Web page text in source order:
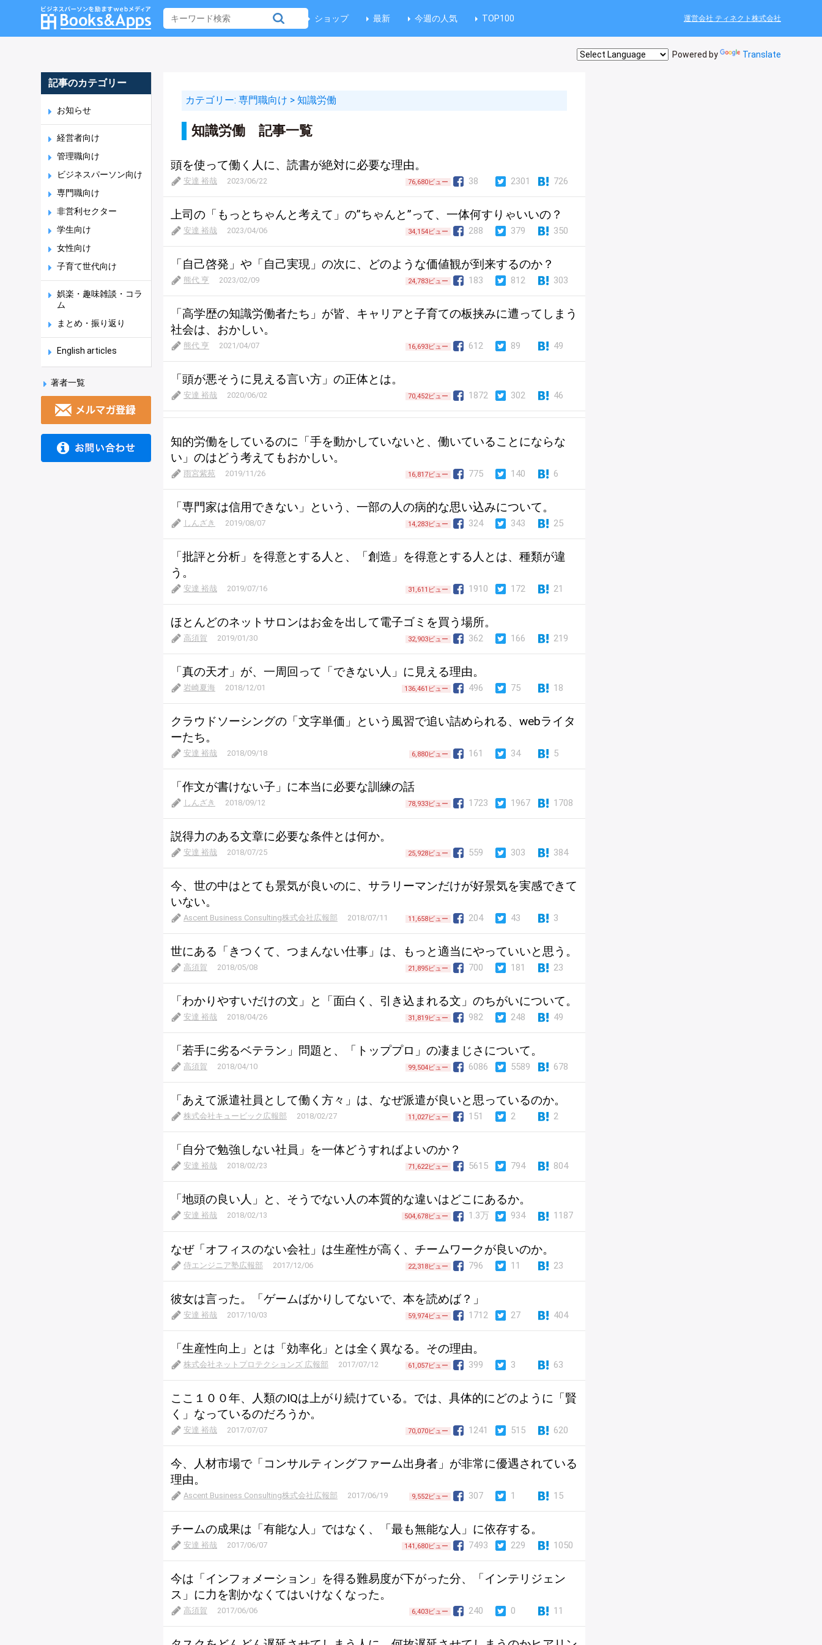
ショップ 最新 今週の人気 TOP100 運営会社 ティネクト株式会社
Powered by Translate
記事のカテゴリー
お知らせ
経営者向け
管理職向け
ビジネスパーソン向け
専門職向け
非営利セクター
学生向け
女性向け
子育て世代向け
娯楽・趣味雑談・コラ
ム
まとめ・振り返り
English articles
著者一覧
カテゴリー: 専門職向け > 知識労働
知識労働 記事一覧
頭を使って働く人に、読書が絶対に必要な理由。
安達 裕哉 2023/06/22 76,680ビュー 38 2301 726
上司の「もっとちゃんと考えて」の”ちゃんと”って、一体何すりゃいいの？
安達 裕哉 2023/04/06 34,154ビュー 288 379 350
「自己啓発」や「自己実現」の次に、どのような価値観が到来するのか？
熊代 亨 2023/02/09 24,783ビュー 183 812 303
「高学歴の知識労働者たち」が皆、キャリアと子育ての板挟みに遭ってしまう
社会は、おかしい。
熊代 亨 2021/04/07 16,693ビュー 612 89 49
「頭が悪そうに見える言い方」の正体とは。
安達 裕哉 2020/06/02 70,452ビュー 1872 302 46
知的労働をしているのに「手を動かしていないと、働いていることにならな
い」のはどう考えてもおかしい。
雨宮紫苑 2019/11/26 16,817ビュー 775 140 6
「専門家は信用できない」という、一部の人の病的な思い込みについて。
しんざき 2019/08/07 14,283ビュー 324 343 25
「批評と分析」を得意とする人と、「創造」を得意とする人とは、種類が違
う。
安達 裕哉 2019/07/16 31,611ビュー 1910 172 21
ほとんどのネットサロンはお金を出して電子ゴミを買う場所。
高須賀 2019/01/30 32,903ビュー 362 166 219
「真の天才」が、一周回って「できない人」に見える理由。
岩崎夏海 2018/12/01 136,461ビュー 496 75 18
クラウドソーシングの「文字単価」という風習で追い詰められる、webライタ
ーたち。
安達 裕哉 2018/09/18 6,880ビュー 161 34 5
「作文が書けない子」に本当に必要な訓練の話
しんざき 2018/09/12 78,933ビュー 1723 1967 1708
説得力のある文章に必要な条件とは何か。
安達 裕哉 2018/07/25 25,928ビュー 559 303 384
今、世の中はとても景気が良いのに、サラリーマンだけが好景気を実感できて
いない。
Ascent Business Consulting株式会社広報部 2018/07/11 11,658ビュー 204 43 3
世にある「きつくて、つまんない仕事」は、もっと適当にやっていいと思う。
高須賀 2018/05/08 21,895ビュー 700 181 23
「わかりやすいだけの文」と「面白く、引き込まれる文」のちがいについて。
安達 裕哉 2018/04/26 31,819ビュー 982 248 49
「若手に劣るベテラン」問題と、「トッププロ」の凄まじさについて。
高須賀 2018/04/10 99,504ビュー 6086 5589 678
「あえて派遣社員として働く方々」は、なぜ派遣が良いと思っているのか。
株式会社キュービック広報部 2018/02/27 11,027ビュー 151 2 2
「自分で勉強しない社員」を一体どうすればよいのか？
安達 裕哉 2018/02/23 71,622ビュー 5615 794 804
「地頭の良い人」と、そうでない人の本質的な違いはどこにあるか。
安達 裕哉 2018/02/13 504,678ビュー 1.3万 934 1187
なぜ「オフィスのない会社」は生産性が高く、チームワークが良いのか。
侍エンジニア塾広報部 2017/12/06 22,318ビュー 796 11 23
彼女は言った。「ゲームばかりしてないで、本を読めば？」
安達 裕哉 2017/10/03 59,974ビュー 1712 27 404
「生産性向上」とは「効率化」とは全く異なる。その理由。
株式会社ネットプロテクションズ 広報部 2017/07/12 61,057ビュー 399 3 63
ここ１００年、人類のIQは上がり続けている。では、具体的にどのように「賢
く」なっているのだろうか。
安達 裕哉 2017/07/07 70,070ビュー 1241 515 620
今、人材市場で「コンサルティングファーム出身者」が非常に優遇されている
理由。
Ascent Business Consulting株式会社広報部 2017/06/19 9,552ビュー 307 1 15
チームの成果は「有能な人」ではなく、「最も無能な人」に依存する。
安達 裕哉 2017/06/07 141,680ビュー 7493 229 1050
今は「インフォメーション」を得る難易度が下がった分、「インテリジェン
ス」に力を割かなくてはいけなくなった。
高須賀 2017/06/06 6,403ビュー 240 0 11